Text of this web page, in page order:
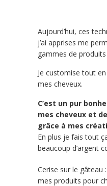
Aujourd’hui, ces
j’ai apprises me
gammes de produits
Je customise tout
mes cheveux.
C’est un pur
mes cheveux et
grâce à mes
En plus je fais tout
beaucoup d’argent
Cerise sur le gâteau
mes produits pour